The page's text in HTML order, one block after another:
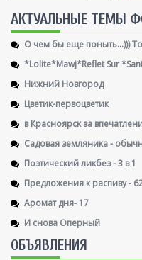
AКТУАЛЬНЫЕ ТЕМЫ
О чем бы еще поныть...)))
*Lolite*Mawj*Reflet Sur
Нижний Новгород
Цветик-первоцветик
в Красноярск за
Садовая земляника -
Поэтический ликбез - 3 в 1
Предложения к распиву -
Аромат дня- 17
И снова Оперный
ОБЪЯВЛЕНИЯ